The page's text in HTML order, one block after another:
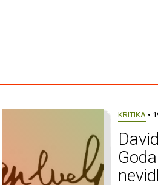
KRITIKA •